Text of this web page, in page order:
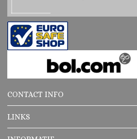
CONTACT INFO
LINKS